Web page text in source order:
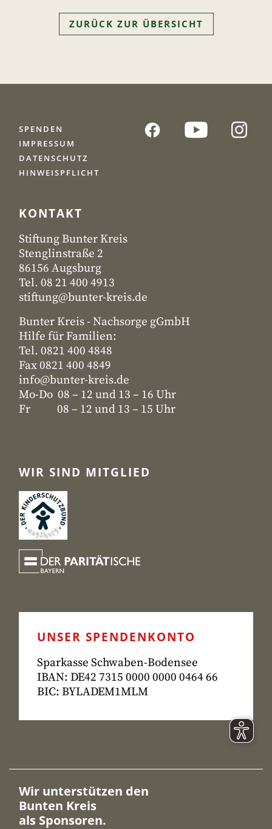
ZURÜCK ZUR ÜBERSICHT
SPENDEN
IMPRESSUM
DATENSCHUTZ
HINWEISPFLICHT
KONTAKT
Stiftung Bunter Kreis
Stenglinstraße 2
86156 Augsburg
Tel. 08 21 400 4913
stiftung@bunter-kreis.de
Bunter Kreis - Nachsorge gGmbH
Hilfe für Familien:
Tel. 0821 400 4848
Fax 0821 400 4849
info@bunter-kreis.de
Mo-Do 08 – 12 und 13 – 16 Uhr
Fr 08 – 12 und 13 – 15 Uhr
WIR SIND MITGLIED
UNSER SPENDENKONTO
Sparkasse Schwaben-Bodensee
IBAN: DE42 7315 0000 0000 0464 66
BIC: BYLADEM1MLM
Wir unterstützen den
Bunten Kreis
als Sponsoren.